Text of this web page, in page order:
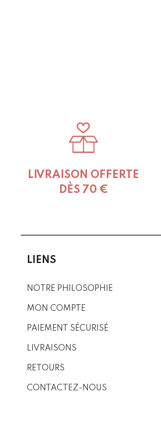
LIVRAISON OFFERTE
DÈS 70 €
LIENS
NOTRE PHILOSOPHIE
MON COMPTE
PAIEMENT SÉCURISÉ
LIVRAISONS
RETOURS
CONTACTEZ-NOUS